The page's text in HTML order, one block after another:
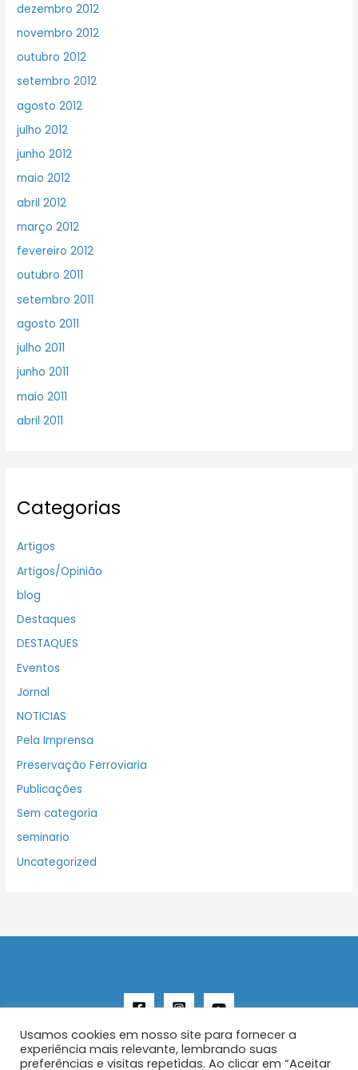
dezembro 2012
novembro 2012
outubro 2012
setembro 2012
agosto 2012
julho 2012
junho 2012
maio 2012
abril 2012
março 2012
fevereiro 2012
outubro 2011
setembro 2011
agosto 2011
julho 2011
junho 2011
maio 2011
abril 2011
Categorias
Artigos
Artigos/Opinião
blog
Destaques
DESTAQUES
Eventos
Jornal
NOTICIAS
Pela Imprensa
Preservação Ferroviaria
Publicações
Sem categoria
seminario
Uncategorized
Usamos cookies em nosso site para fornecer a
experiência mais relevante, lembrando suas
preferências e visitas repetidas. Ao clicar em “Aceitar